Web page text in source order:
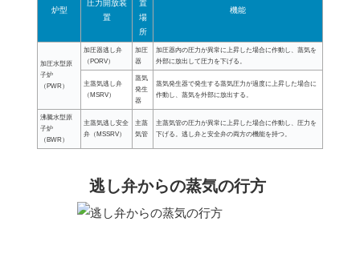
炉型
圧力開放装
置
置
場
所
機能
加圧水型原
子炉
（PWR）
加圧器逃し弁
（PORV）
加圧
器
加圧器内の圧力が異常に上昇した場合に作動し、蒸気を
外部に放出して圧力を下げる。
主蒸気逃し弁
（MSRV）
蒸気
発生
器
蒸気発生器で発生する蒸気圧力が過度に上昇した場合に
作動し、蒸気を外部に放出する。
沸騰水型原
子炉
（BWR）
主蒸気逃し安全
弁（MSSRV）
主蒸
気管
主蒸気管の圧力が異常に上昇した場合に作動し、圧力を
下げる。逃し弁と安全弁の両方の機能を持つ。
逃し弁からの蒸気の行方